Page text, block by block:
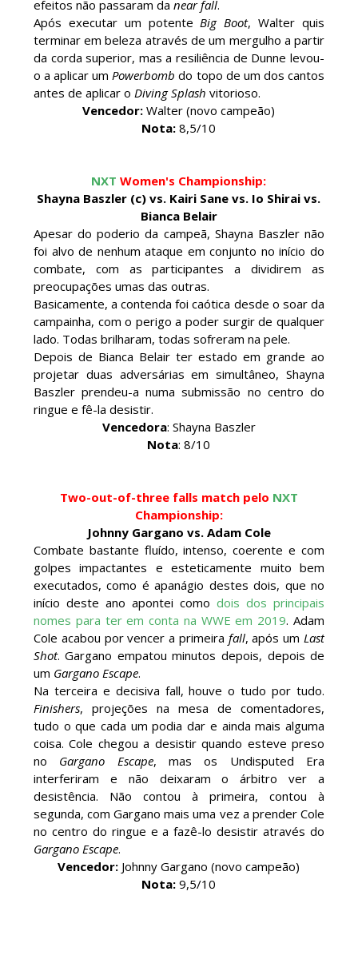
ESTAGNAÇÃO NO MAIN EVENT? Triple H
responde a críticas e deixa aviso claro aos
lutadores da WWE
Aug 06 2026
critica promo de Big Cass e sugere utilização de
frases icónicas
Aug 06 2026
GUERRA EXTREMA NO GRAND SLAM MEXICO:
Will Ospreay supera Mark Davis num brutal
Street Fight com arame farpado
Unknown-Aug 06 2026
NOVOS CAMPEÕES DE TRIOS NA AEW: Brody
King, Bandido e Hangman Page conquistam os
títulos no Grand Slam Mexico
Unknown Aug 06 2026
SLAM MEXICO: Persephone supera Kris
Statlander após interferência decisiva de
Hikaru Shida
Unknown-Aug 06 2026
TRIUNFO LENDÁRIO EM CIDADE DO MÉXICO:
Jericho, Místico e Darby Allin superam The Don
Callis Family no Grand Slam Mexico
Unknown-Aug 06 2026
WWE: Chelsea Green revela que sofreu fratura
no osso orbital
SCSA867 -Aug 10 2026
WWE: Paige deixa mensagem a Nikki Bella e
confirma presença no próximo SmackDown
SCSA867-Aug 09 2026
WWE: Chelsea Green é apresentada como WWE
efeitos não passaram da near fall.
Após executar um potenteBig Boot, Walter quis
terminar em beleza através de um mergulho a partir
da corda superior, mas a resiliência de Dunne levou-
o a aplicar umPowerbomb do topo de um dos cantos
antes de aplicar o Diving Splash vitorioso.
Vencedor: Walter (novo campeão)
Nota: 8,5/10
NXT Women's Championship:
Shayna Baszler (c) vs. Kairi Sane vs. Io Shirai vs.
Bianca Belair
Apesar do poderio da campeã, Shayna Baszler não
foi alvo de nenhum ataque em conjunto no início do
combate, com as participantes a dividirem as
preocupações umas das outras.
Basicamente, a contenda foi caótica desde o soar da
campainha, com o perigo a poder surgir de qualquer
lado. Todas brilharam, todas sofreram na pele.
Depois de Bianca Belair ter estado em grande ao
projetar duas adversárias em simultâneo, Shayna
Baszler prendeu-a numa submissão no centro do
ringue e fê-la desistir.
Vencedora: Shayna Baszler
Nota: 8/10
Two-out-of-three falls match pelo NXT
Championship:
Johnny Gargano vs. Adam Cole
Combate bastante fluído, intenso, coerente e com
golpes impactantes e esteticamente muito bem
executados, como é apanágio destes dois, que no
início deste ano apontei comodois dos principais
nomes para ter em conta na WWE em 2019. Adam
Cole acabou por vencer a primeira fall, após umLast
Shot. Gargano empatou minutos depois, depois de
um Gargano Escape.
Na terceira e decisiva fall, houve o tudo por tudo.
Finishers, projeções na mesa de comentadores,
tudo o que cada um podia dar e ainda mais alguma
coisa. Cole chegou a desistir quando esteve preso
no Gargano Escape, mas os Undisputed Era
interferiram e não deixaram o árbitro ver a
desistência. Não contou à primeira, contou à
segunda, com Gargano mais uma vez a prender Cole
no centro do ringue e a fazê-lo desistir através do
Gargano Escape.
Vencedor: Johnny Gargano (novo campeão)
Nota: 9,5/10